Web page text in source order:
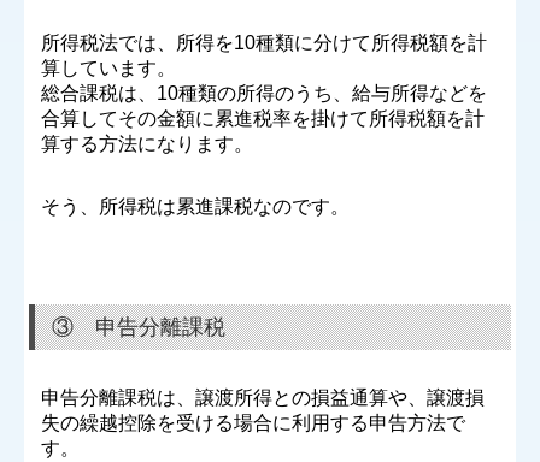
所得税法では、所得を10種類に分けて所得税額を計
算しています。
総合課税は、10種類の所得のうち、給与所得などを
合算してその金額に累進税率を掛けて所得税額を計
算する方法になります。
そう、所得税は累進課税なのです。
③ 申告分離課税
申告分離課税は、譲渡所得との損益通算や、譲渡損
失の繰越控除を受ける場合に利用する申告方法で
す。